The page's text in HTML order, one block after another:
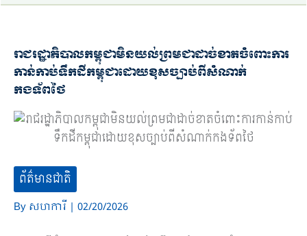
រាជរដ្ឋាភិបាលកម្ពុជាមិនយល់ព្រមជាដាច់ខាតចំពោះការ
កាន់កាប់ទឹកដីកម្ពុជាដោយខុសច្បាប់ពីសំណាក់
កងទ័ពថៃ
ព័ត៌មានជាតិ
By សហការី | 02/20/2026